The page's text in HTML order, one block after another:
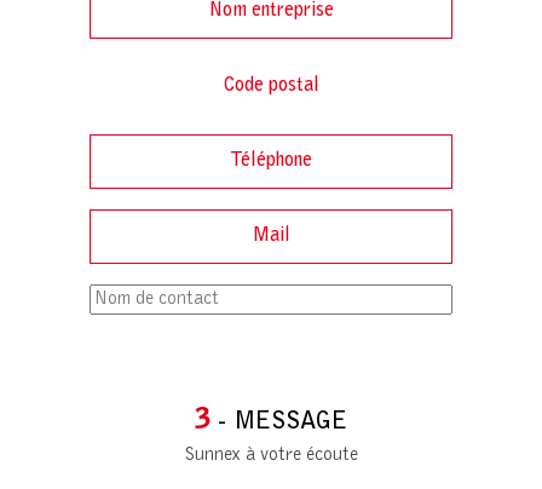
3 - MESSAGE
Sunnex à votre écoute